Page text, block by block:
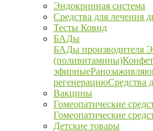
Эндокринная система
Средства для лечения
Тесты Ковид
БАДы
БАДы производителя
(поливитамины)
эфирные
регенерациюСредства
Вакцины
Гомеопатические
Гомеопатические
Детские товары